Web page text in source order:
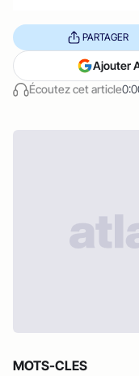
Écoutez cet article
PARTAGER
Ajouter
MOTS-CLES